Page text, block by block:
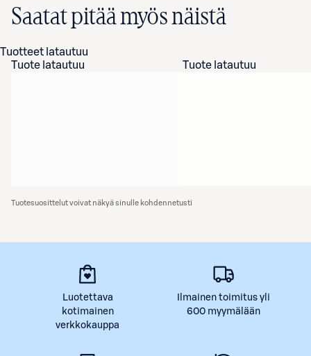
Saatat pitää myös näistä
Tuotteet latautuu
Tuote latautuu
Tuote latautuu
Tuotesuosittelut voivat näkyä sinulle kohdennetusti
Luotettava
kotimainen
verkkokauppa
Ilmainen toimitus yli
600 myymälään